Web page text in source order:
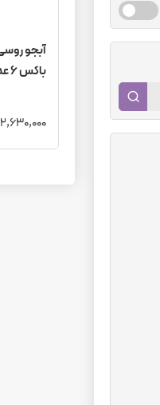
باکس ۶ عددی (عمده)
2,630,000 تومان